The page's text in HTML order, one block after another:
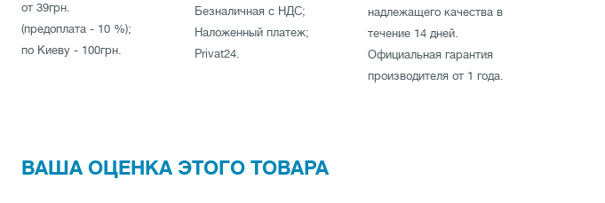
от 39грн.
(предоплата - 10 %);
по Киеву - 100грн.
Безналичная с НДС;
Наложенный платеж;
Privat24.
надлежащего качества в
течение 14 дней.
Официальная гарантия
производителя от 1 года.
ВАША ОЦЕНКА ЭТОГО ТОВАРА